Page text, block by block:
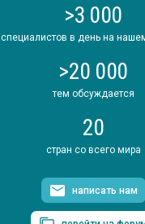
>3 000
специалистов в день на
>20 000
тем обсуждается
20
стран со всего мира
написать нам